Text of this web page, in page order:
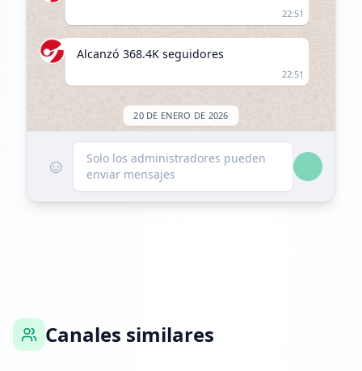
22:51
Alcanzó 368.4K seguidores
22:51
20 DE ENERO DE 2026
FOLLOWERS INCREASED: +500
23:28
☺
Solo los administradores pueden
enviar mensajes
Canales similares